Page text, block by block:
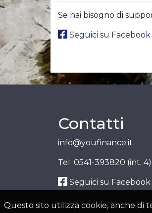
Se hai bisogno di
Seguici su Facebook
Contatti
info@youfinance.it
Tel. 0541-393820 (int. 4)
Seguici su Facebook
Questo sito utilizza cookie, anche